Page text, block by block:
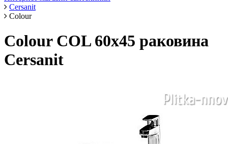
Cersanit
Colour
Colour COL 60х45 раковина
Cersanit